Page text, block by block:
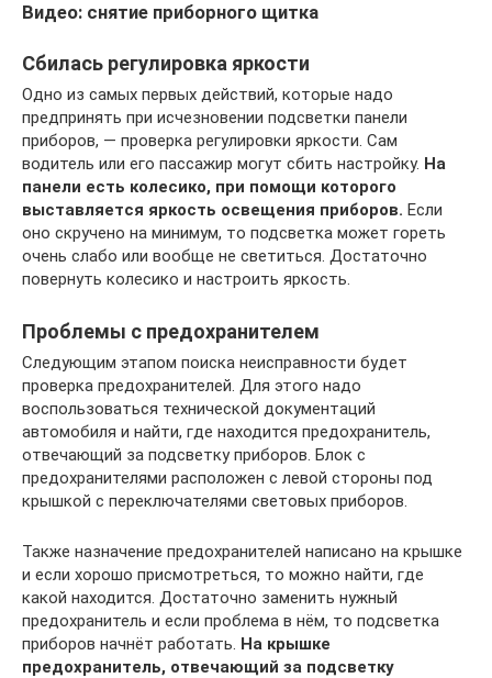
Видео: снятие приборного щитка
Сбилась регулировка яркости
Одно из самых первых действий, которые надо
предпринять при исчезновении подсветки панели
приборов, — проверка регулировки яркости. Сам
водитель или его пассажир могут сбить настройку. На
панели есть колесико, при помощи которого
выставляется яркость освещения приборов. Если
оно скручено на минимум, то подсветка может гореть
очень слабо или вообще не светиться. Достаточно
повернуть колесико и настроить яркость.
Проблемы с предохранителем
Следующим этапом поиска неисправности будет
проверка предохранителей. Для этого надо
воспользоваться технической документаций
автомобиля и найти, где находится предохранитель,
отвечающий за подсветку приборов. Блок с
предохранителями расположен с левой стороны под
крышкой с переключателями световых приборов.
Также назначение предохранителей написано на крышке
и если хорошо присмотреться, то можно найти, где
какой находится. Достаточно заменить нужный
предохранитель и если проблема в нём, то подсветка
приборов начнёт работать. На крышке
предохранитель, отвечающий за подсветку